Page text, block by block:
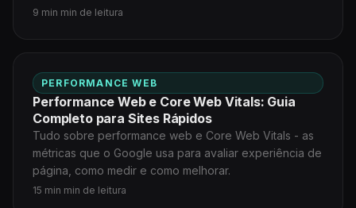
9 min min de leitura
PERFORMANCE WEB
Performance Web e Core Web Vitals: Guia
Completo para Sites Rápidos
Tudo sobre performance web e Core Web Vitals - as
métricas que o Google usa para avaliar experiência de
página, como medir e como melhorar.
15 min min de leitura